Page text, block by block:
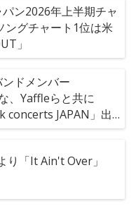
ン2026年上半期チャ
ングチャート1位は米
」
ドメンバー
、Yaffleらと共に
concerts JAPAN」出
り「It Ain't Over」